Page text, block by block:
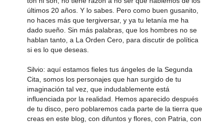
últimos 20 años. Y lo sabes. Pero como buen gusanito,
no haces más que tergiversar, y ya tu letanía me ha
dado sueño. Sin más palabras, que los hombres no se
hablan tanto, a La Orden Cero, para discutir de política
si es lo que deseas.
Silvio: aquí estamos fieles tus ángeles de la Segunda
Cita, somos los personajes que han surgido de tu
imaginación tal vez, que indudablemente está
influenciada por la realidad. Hemos aparecido después
de tu disco, pero poblaremos cada parte de la tierra que
creas en este blog, con difuntos y flores, con Patria, con